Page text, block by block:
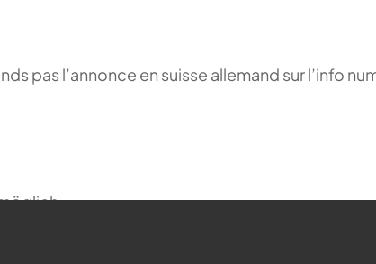
pas l’annonce en suisse allemand sur l’info